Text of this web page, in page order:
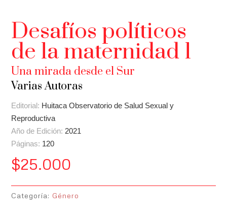
Desafíos políticos
de la maternidad 1
Una mirada desde el Sur
Varias Autoras
Editorial: Huitaca Observatorio de Salud Sexual y
Reproductiva
Año de Edición: 2021
Páginas: 120
$25.000
Categoría: Género